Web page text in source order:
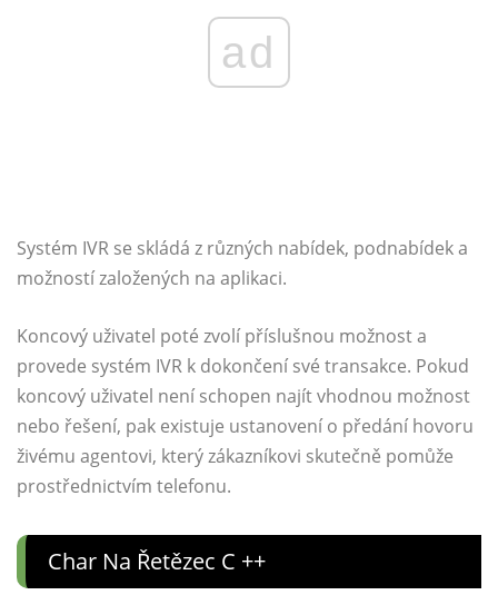
ad
Systém IVR se skládá z různých nabídek, podnabídek a
možností založených na aplikaci.
Koncový uživatel poté zvolí příslušnou možnost a
provede systém IVR k dokončení své transakce. Pokud
koncový uživatel není schopen najít vhodnou možnost
nebo řešení, pak existuje ustanovení o předání hovoru
živému agentovi, který zákazníkovi skutečně pomůže
prostřednictvím telefonu.
Char Na Řetězec C ++